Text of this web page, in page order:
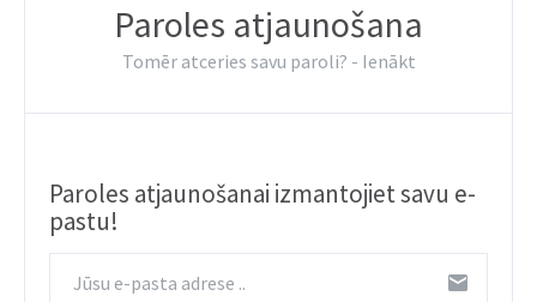
Paroles atjaunošana
Tomēr atceries savu paroli? - Ienākt
Paroles atjaunošanai izmantojiet savu e-
pastu!